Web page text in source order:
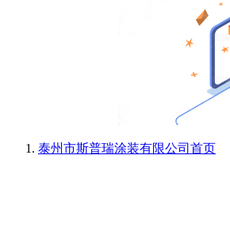
泰州市斯普瑞涂装有限公司 首页